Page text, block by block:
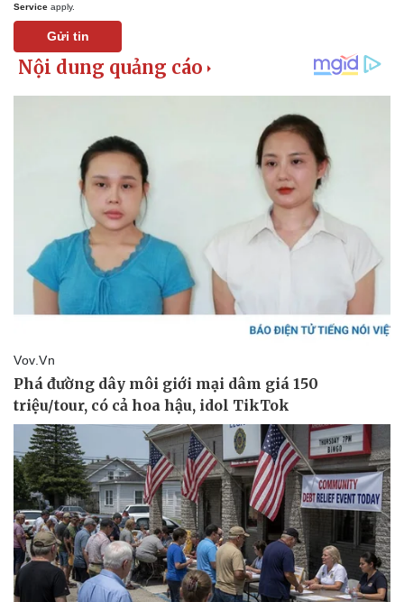
Thể thao
Bóng đá
Thế giới thể thao
Hậu trường
Ô tô
Tư vấn
Service apply.
Gửi tin